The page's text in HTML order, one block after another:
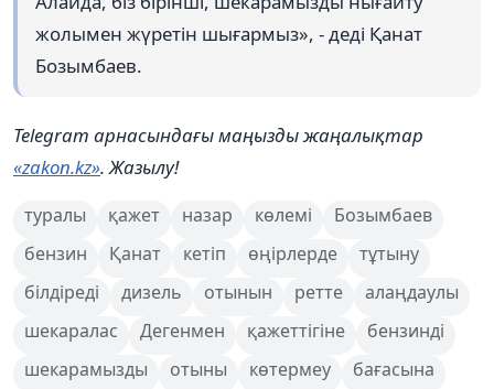
жолымен жүретін шығармыз», - деді Қанат
Бозымбаев.
Telegram арнасындағы маңызды жаңалықтар
«zakon.kz». Жазылу!
туралы қажет назар көлемі
Бозымбаев
бензин
Қанат кетіп өңірлерде
тұтыну
білдіреді
дизель отынын ретте
алаңдаулы
шекаралас
Дегенмен қажеттігіне
бензинді
шекарамызды
отыны көтермеу бағасына